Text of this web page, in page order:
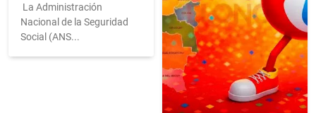
La Administración
Nacional de la Seguridad
Social (ANS...